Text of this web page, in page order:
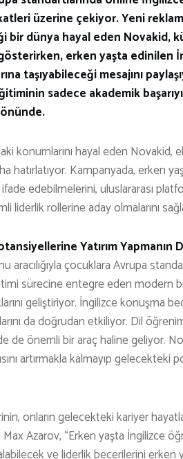
üzerine çekiyor. Yeni
bir dünya hayal eden Novakid,
erken yaşta edinilen
taşıyabileceği mesajını
sadece akademik
konumlarını hayal eden Novakid,
hatırlatıyor. Kampanyada, erken
edebilmelerini, uluslararası
rollerine aday olmalarını
Yatırım
çocuklara Avrupa
sürecine entegre eden modern
geliştiriyor. İngilizce konuşma
da doğrudan etkiliyor. Dil
de önemli bir araç haline geliyor.
artırmakla kalmayıp gelecekteki
onların gelecekteki kariyer
Azarov, “Erken yaşta İngilizce
ve liderlik becerilerini